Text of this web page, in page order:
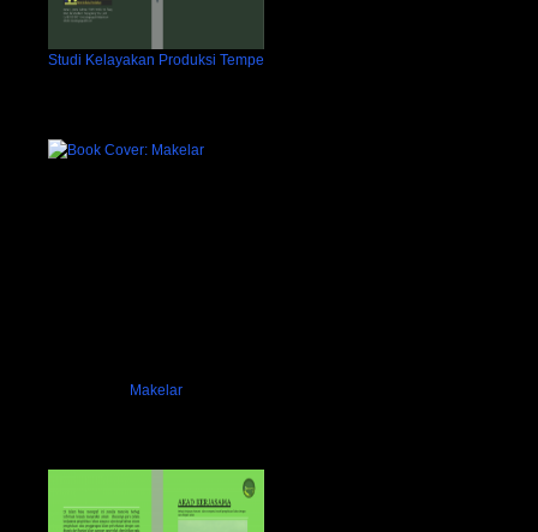
Studi Kelayakan Produksi Tempe
Makelar